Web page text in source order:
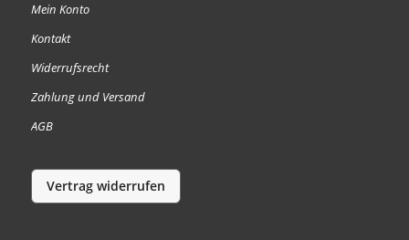
Mein Konto
Kontakt
Widerrufsrecht
Zahlung und Versand
AGB
Vertrag widerrufen